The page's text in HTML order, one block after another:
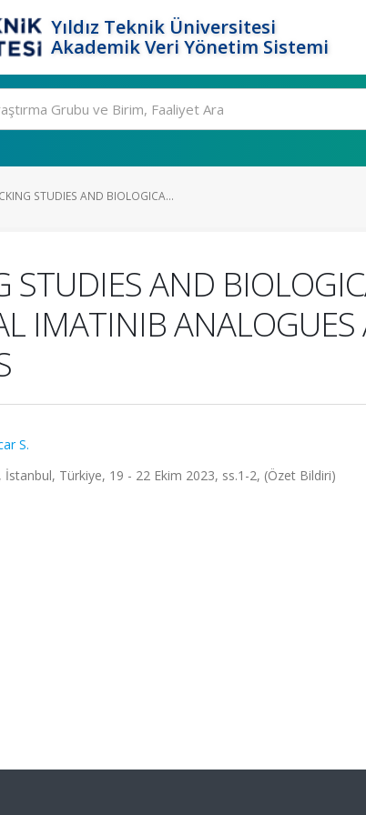
Yıldız Teknik Üniversitesi
Akademik Veri Yönetim Sistemi
STUDIES AND BIOLOGICA...
STUDIES AND
IMATINIB ANALOGUES
S.
İstanbul, Türkiye, 19 - 22 Ekim 2023, ss.1-2, (Özet Bildiri)